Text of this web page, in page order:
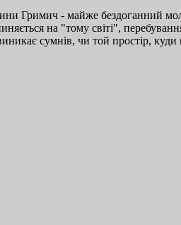
Гримич - майже бездоганний
на "тому світі",
сумнів, чи той простір, куди